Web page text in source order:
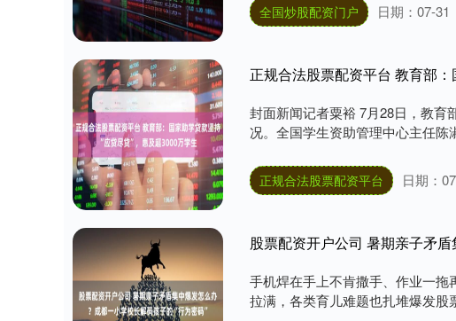
全国炒股配资门户 日期：07-31
正规合法股票配资平台 教育部
封面新闻记者粟裕 7月28日，教育
况。全国学生资助管理中心主任陈
正规合法股票配资平台 日期：
手机焊在手上不肯撒手、作业一
拉满，各类育儿难题也扎堆爆发股